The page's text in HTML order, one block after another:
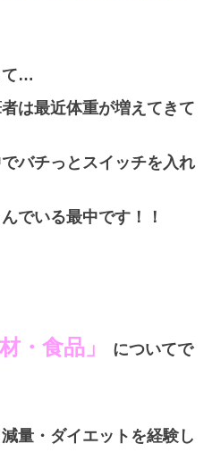
て…
は最近体重が増えてきて
バチっとスイッチを入れ
でいる最中です ！！
・食品」
についてで
量・ダイエットを経験し